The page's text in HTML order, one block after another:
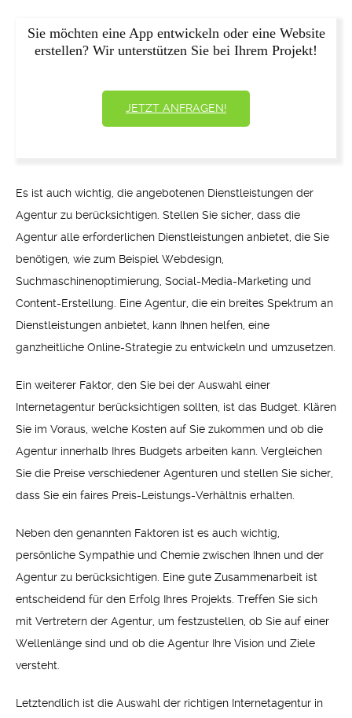
Sie möchten eine App entwickeln oder eine Website
erstellen? Wir unterstützen Sie bei Ihrem Projekt!
JETZT ANFRAGEN!
Es ist auch wichtig, die angebotenen Dienstleistungen der
Agentur zu berücksichtigen. Stellen Sie sicher, dass die
Agentur alle erforderlichen Dienstleistungen anbietet, die Sie
benötigen, wie zum Beispiel Webdesign,
Suchmaschinenoptimierung, Social-Media-Marketing und
Content-Erstellung. Eine Agentur, die ein breites Spektrum an
Dienstleistungen anbietet, kann Ihnen helfen, eine
ganzheitliche Online-Strategie zu entwickeln und umzusetzen.
Ein weiterer Faktor, den Sie bei der Auswahl einer
Internetagentur berücksichtigen sollten, ist das Budget. Klären
Sie im Voraus, welche Kosten auf Sie zukommen und ob die
Agentur innerhalb Ihres Budgets arbeiten kann. Vergleichen
Sie die Preise verschiedener Agenturen und stellen Sie sicher,
dass Sie ein faires Preis-Leistungs-Verhältnis erhalten.
Neben den genannten Faktoren ist es auch wichtig,
persönliche Sympathie und Chemie zwischen Ihnen und der
Agentur zu berücksichtigen. Eine gute Zusammenarbeit ist
entscheidend für den Erfolg Ihres Projekts. Treffen Sie sich
mit Vertretern der Agentur, um festzustellen, ob Sie auf einer
Wellenlänge sind und ob die Agentur Ihre Vision und Ziele
versteht.
Letztendlich ist die Auswahl der richtigen Internetagentur in